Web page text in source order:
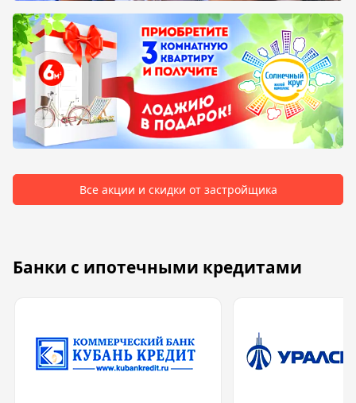
Все акции и скидки от застройщика
Банки с ипотечными кредитами